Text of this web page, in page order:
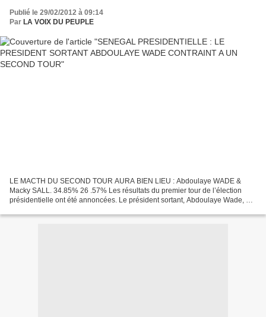
Publié le 29/02/2012 à 09:14
Par LA VOIX DU PEUPLE
LE MACTH DU SECOND TOUR AURA BIEN LIEU : Abdoulaye WADE &
Macky SALL. 34.85% 26 .57% Les résultats du premier tour de l’élection
présidentielle ont été annoncées. Le président sortant, Abdoulaye Wade, est